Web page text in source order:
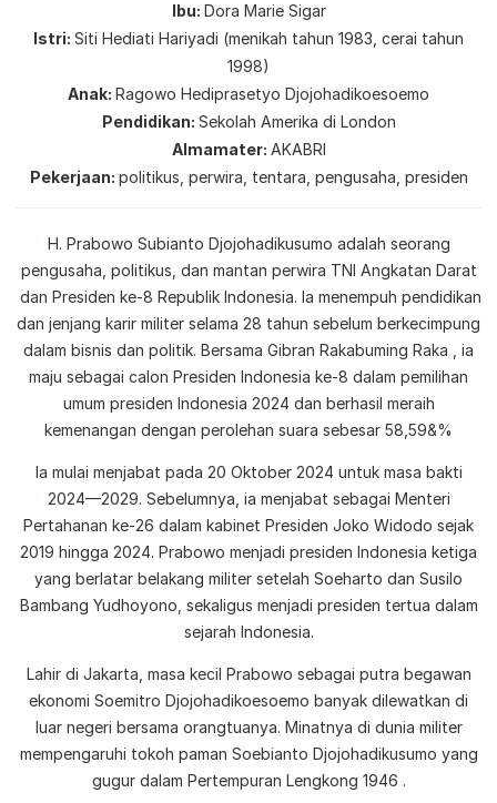
Ibu Dora Marie Sigar
Istri Siti Hediati Hariyadi (menikah tahun 1983, cerai tahun
1998)
Anak Ragowo Hediprasetyo Djojohadikoesoemo
Pendidikan Sekolah Amerika di London
Almamater AKABRI
Pekerjaan politikus, perwira, tentara, pengusaha, presiden
H. Prabowo Subianto Djojohadikusumo adalah seorang
pengusaha, politikus, dan mantan perwira TNI Angkatan Darat
dan Presiden ke-8 Republik Indonesia. Ia menempuh pendidikan
dan jenjang karir militer selama 28 tahun sebelum berkecimpung
dalam bisnis dan politik. Bersama Gibran Rakabuming Raka , ia
maju sebagai calon Presiden Indonesia ke-8 dalam pemilihan
umum presiden Indonesia 2024 dan berhasil meraih
kemenangan dengan perolehan suara sebesar 58,59&%
Ia mulai menjabat pada 20 Oktober 2024 untuk masa bakti
2024—2029. Sebelumnya, ia menjabat sebagai Menteri
Pertahanan ke-26 dalam kabinet Presiden Joko Widodo sejak
2019 hingga 2024. Prabowo menjadi presiden Indonesia ketiga
yang berlatar belakang militer setelah Soeharto dan Susilo
Bambang Yudhoyono, sekaligus menjadi presiden tertua dalam
sejarah Indonesia.
Lahir di Jakarta, masa kecil Prabowo sebagai putra begawan
ekonomi Soemitro Djojohadikoesoemo banyak dilewatkan di
luar negeri bersama orangtuanya. Minatnya di dunia militer
mempengaruhi tokoh paman Soebianto Djojohadikusumo yang
gugur dalam Pertempuran Lengkong 1946 .